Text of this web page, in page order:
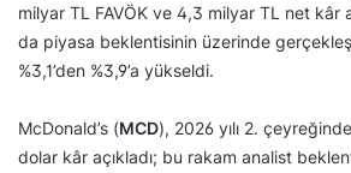
milyar TL FAVÖK ve 4,3 milyar TL net kâr
da piyasa beklentisinin üzerinde
%3,1’den %3,9’a yükseldi.
McDonald’s (MCD), 2026 yılı 2.
dolar kâr açıkladı; bu rakam analist